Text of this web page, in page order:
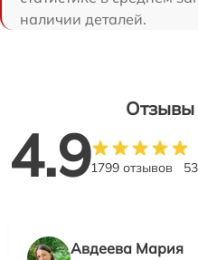
наличии деталей.
Отзывы
4.91799 отзывов
Авдеева Мария